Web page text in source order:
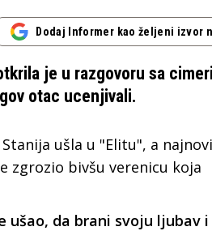
Dodaj Informer kao željeni izvor
je u razgovoru sa
otac ucenjivali.
ušla u "Elitu", a
zgrozio bivšu verenicu koja
ušao, da brani svoju ljubav i